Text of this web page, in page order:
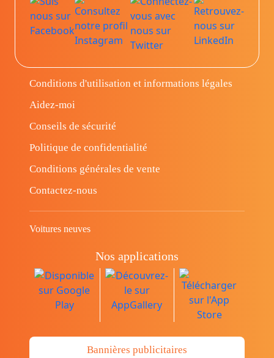
Conditions d'utilisation et informations légales
Aidez-moi
Conseils de sécurité
Politique de confidentialité
Conditions générales de vente
Contactez-nous
Voitures neuves
Nos applications
Bannières publicitaires